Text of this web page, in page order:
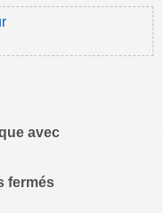
avec
fermés